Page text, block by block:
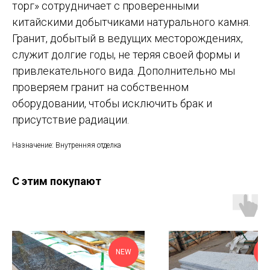
торг» сотрудничает с проверенными
китайскими добытчиками натурального камня.
Гранит, добытый в ведущих месторождениях,
служит долгие годы, не теряя своей формы и
привлекательного вида. Дополнительно мы
проверяем гранит на собственном
оборудовании, чтобы исключить брак и
присутствие радиации.
Назначение: Внутренняя отделка
С этим покупают
NEW